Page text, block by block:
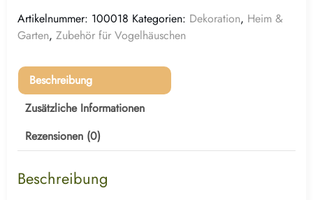
Artikelnummer: 100018 Kategorien: Dekoration, Heim &
Garten, Zubehör für Vogelhäuschen
Beschreibung
Zusätzliche Informationen
Rezensionen (0)
Beschreibung